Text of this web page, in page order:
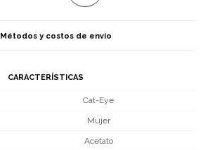
Métodos y costos de envío
CARACTERÍSTICAS
Cat-Eye
Mujer
Acetato